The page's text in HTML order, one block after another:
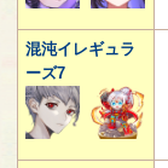
混沌イレギュラ
ーズ7